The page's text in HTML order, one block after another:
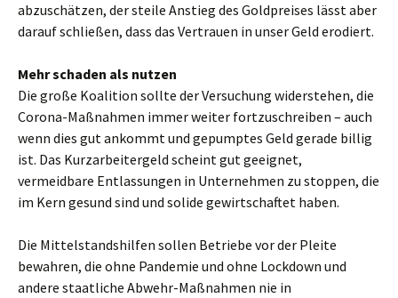
abzuschätzen, der steile Anstieg des Goldpreises lässt aber
darauf schließen, dass das Vertrauen in unser Geld erodiert.
Mehr schaden als nutzen
Die große Koalition sollte der Versuchung widerstehen, die
Corona-Maßnahmen immer weiter fortzuschreiben – auch
wenn dies gut ankommt und gepumptes Geld gerade billig
ist. Das Kurzarbeitergeld scheint gut geeignet,
vermeidbare Entlassungen in Unternehmen zu stoppen, die
im Kern gesund sind und solide gewirtschaftet haben.
Die Mittelstandshilfen sollen Betriebe vor der Pleite
bewahren, die ohne Pandemie und ohne Lockdown und
andere staatliche Abwehr-Maßnahmen nie in